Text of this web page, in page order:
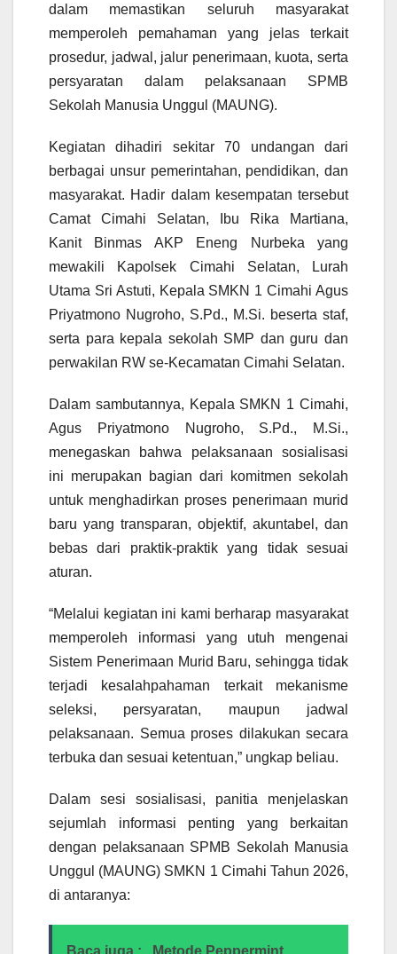
dalam memastikan seluruh masyarakat
memperoleh pemahaman yang jelas terkait
prosedur, jadwal, jalur penerimaan, kuota, serta
persyaratan dalam pelaksanaan SPMB
Sekolah Manusia Unggul (MAUNG).
Kegiatan dihadiri sekitar 70 undangan dari
berbagai unsur pemerintahan, pendidikan, dan
masyarakat. Hadir dalam kesempatan tersebut
Camat Cimahi Selatan, Ibu Rika Martiana,
Kanit Binmas AKP Eneng Nurbeka yang
mewakili Kapolsek Cimahi Selatan, Lurah
Utama Sri Astuti, Kepala SMKN 1 Cimahi Agus
Priyatmono Nugroho, S.Pd., M.Si. beserta staf,
serta para kepala sekolah SMP dan guru dan
perwakilan RW se-Kecamatan Cimahi Selatan.
Dalam sambutannya, Kepala SMKN 1 Cimahi,
Agus Priyatmono Nugroho, S.Pd., M.Si.,
menegaskan bahwa pelaksanaan sosialisasi
ini merupakan bagian dari komitmen sekolah
untuk menghadirkan proses penerimaan murid
baru yang transparan, objektif, akuntabel, dan
bebas dari praktik-praktik yang tidak sesuai
aturan.
“Melalui kegiatan ini kami berharap masyarakat
memperoleh informasi yang utuh mengenai
Sistem Penerimaan Murid Baru, sehingga tidak
terjadi kesalahpahaman terkait mekanisme
seleksi, persyaratan, maupun jadwal
pelaksanaan. Semua proses dilakukan secara
terbuka dan sesuai ketentuan,” ungkap beliau.
Dalam sesi sosialisasi, panitia menjelaskan
sejumlah informasi penting yang berkaitan
dengan pelaksanaan SPMB Sekolah Manusia
Unggul (MAUNG) SMKN 1 Cimahi Tahun 2026,
di antaranya:
Baca juga : Metode Peppermint